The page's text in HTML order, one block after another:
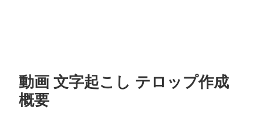
動画 文字起こし テロップ作成
概要